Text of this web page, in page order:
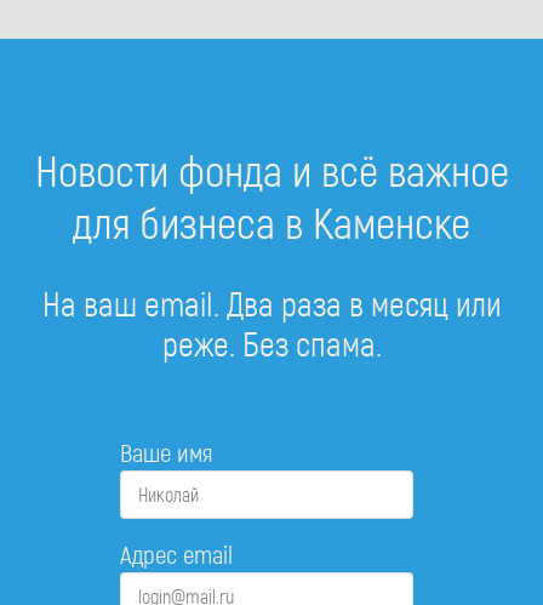
Новости фонда и всё важное
для бизнеса в Каменске
На ваш email. Два раза в месяц или
реже. Без спама.
Ваше имя
Адрес email